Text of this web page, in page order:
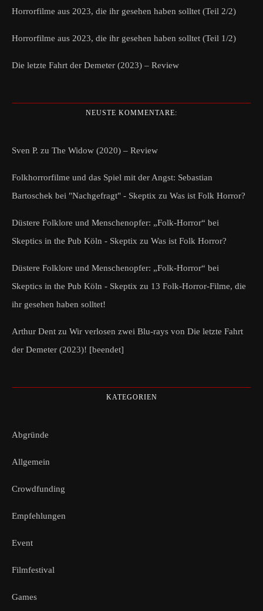
Horrorfilme aus 2023, die ihr gesehen haben solltet (Teil 2/2)
Horrorfilme aus 2023, die ihr gesehen haben solltet (Teil 1/2)
Die letzte Fahrt der Demeter (2023) – Review
NEUSTE KOMMENTARE:
Sven P. zu The Widow (2020) – Review
Folkhorrorfilme und das Spiel mit der Angst: Sebastian
Bartoschek bei "Nachgefragt" - Skeptix zu Was ist Folk Horror?
Düstere Folklore und Menschenopfer: „Folk-Horror“ bei
Skeptics in the Pub Köln - Skeptix zu Was ist Folk Horror?
Düstere Folklore und Menschenopfer: „Folk-Horror“ bei
Skeptics in the Pub Köln - Skeptix zu 13 Folk-Horror-Filme, die
ihr gesehen haben solltet!
Arthur Dent zu Wir verlosen zwei Blu-rays von Die letzte Fahrt
der Demeter (2023)! [beendet]
KATEGORIEN
Abgründe
Allgemein
Crowdfunding
Empfehlungen
Event
Filmfestival
Games